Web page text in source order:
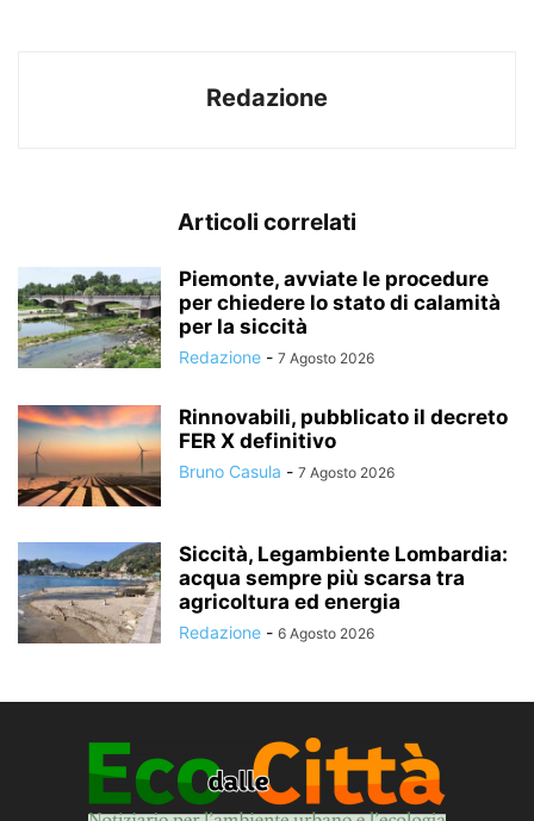
Redazione
Articoli correlati
Piemonte, avviate le procedure
per chiedere lo stato di calamità
per la siccità
Redazione - 7 Agosto 2026
Rinnovabili, pubblicato il decreto
FER X definitivo
Bruno Casula - 7 Agosto 2026
Siccità, Legambiente Lombardia:
acqua sempre più scarsa tra
agricoltura ed energia
Redazione - 6 Agosto 2026